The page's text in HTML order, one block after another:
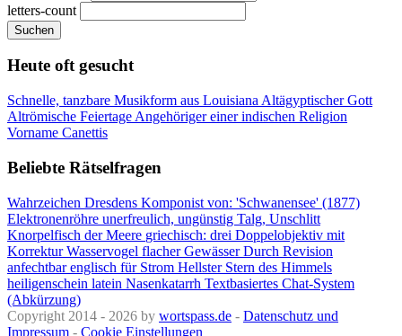
letters-count
Suchen
Heute oft gesucht
Schnelle, tanzbare Musikform aus Louisiana Altägyptischer Gott
Altrömische Feiertage Angehöriger einer indischen Religion
Vorname Canettis
Beliebte Rätselfragen
Wahrzeichen Dresdens Komponist von: 'Schwanensee' (1877)
Elektronenröhre unerfreulich, ungünstig Talg, Unschlitt
Knorpelfisch der Meere griechisch: drei Doppelobjektiv mit
KorrekturWasservogel flacher GewässerDurch Revision
anfechtbarenglisch für Strom Hellster Stern des Himmels
heiligenschein latein Nasenkatarrh Textbasiertes Chat-System
(Abkürzung)
Copyright 2014 - 2026 by wortspass.de - Datenschutz und
Impressum - Cookie Einstellungen